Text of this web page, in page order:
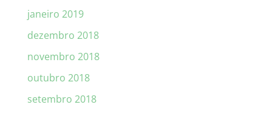
janeiro 2019
dezembro 2018
novembro 2018
outubro 2018
setembro 2018